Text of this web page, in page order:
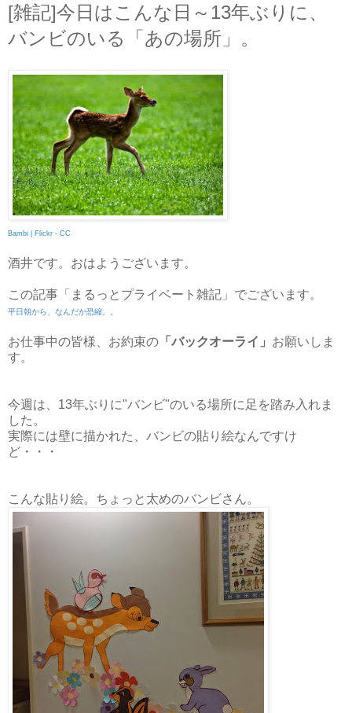
[雑記]今日はこんな日～13年ぶりに、
バンビのいる「あの場所」。
Bambi | Flickr - CC
酒井です。おはようございます。
この記事「まるっとプライベート雑記」でございます。
平日朝から、なんだか恐縮。。
お仕事中の皆様、お約束の 「バックオーライ」 お願いしま
す。
今週は、13年ぶりに"バンビ"のいる場所に足を踏み入れま
した。
実際には壁に描かれた、バンビの貼り絵なんですけ
ど・・・
こんな貼り絵。ちょっと太めのバンビさん。